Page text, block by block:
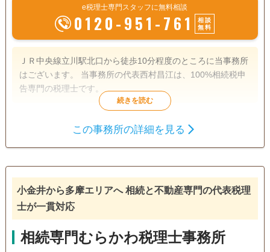
e税理士専門スタッフに無料相談
0120-951-761
相談
無料
ＪＲ中央線立川駅北口から徒歩10分程度のところに当事務所
はございます。 当事務所の代表西村昌江は、100%相続税申
告専門の税理士です。
訪問可 女性スタッフ対応可 土日相談可 初回相談無料
この事務所の詳細を見る
小金井から多摩エリアへ 相続と不動産専門の代表税理
士が一貫対応
相続専門むらかわ税理士事務所